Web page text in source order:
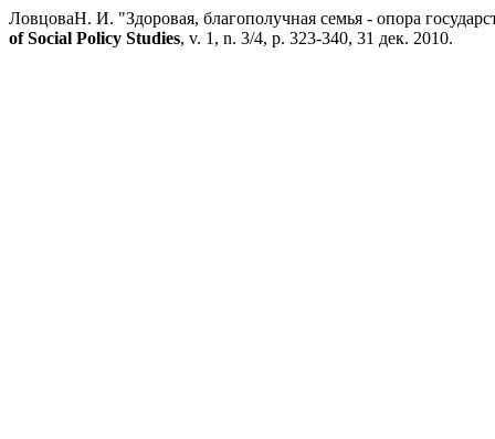
ЛовцоваН. И. "Здоровая, благополучная семья - опора
of Social Policy Studies, v. 1, n. 3/4, p. 323-340, 31 дек. 2010.